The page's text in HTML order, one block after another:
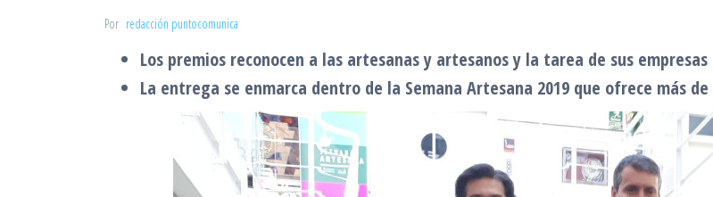
Por redacción puntocomunica
Los premios reconocen a las artesanas y artesanos y la tarea de sus
La entrega se enmarca dentro de la Semana Artesana 2019 que ofrece más